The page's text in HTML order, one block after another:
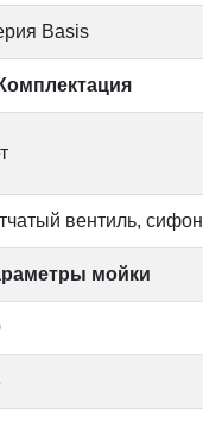
Basis
Комплектация
вентиль, сифон
мойки